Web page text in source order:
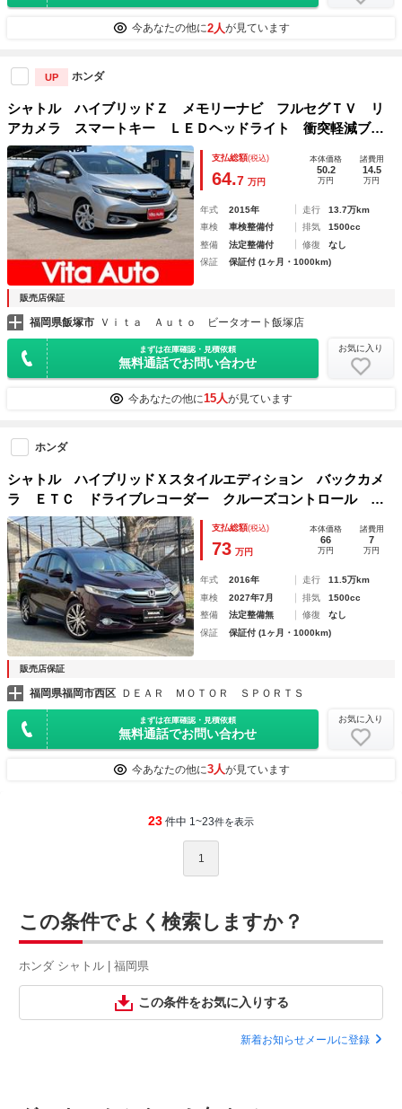
今あなたの他に2人が見ています
UP ホンダ
シャトル ハイブリッドＺ メモリーナビ フルセグＴＶ リ
アカメラ スマートキー ＬＥＤヘッドライト 衝突軽減ブレ
ーキ シートヒーター Ｂｌｕｅｔｏｏｔｈ 純正１６インチ
アルミ ＥＴＣ
支払総額(税込)
64.7 万円
本体価格
50.2
万円
諸費用
14.5
万円
年式 2015年 走行
13.7万km
車検
車検整備付 排気
1500cc
整備
法定整備付 修復
なし
保証
保証付 (1ヶ月・1000km)
販売店保証
福岡県飯塚市 Ｖｉｔａ Ａｕｔｏ ビータオート飯塚店
まずは在庫確認・見積依頼
無料通話でお問い合わせ
お気に入り
今あなたの他に15人が見ています
ホンダ
シャトル ハイブリッドＸスタイルエディション バックカメ
ラ ＥＴＣ ドライブレコーダー クルーズコントロール キ
ーレスエントリー スマートキー プッシュスタート アイド
リングストップ
支払総額(税込)
73 万円
本体価格
66
万円
諸費用
7
万円
年式 2016年 走行
11.5万km
車検
2027年7月 排気
1500cc
整備
法定整備無 修復
なし
保証
保証付 (1ヶ月・1000km)
販売店保証
福岡県福岡市西区 ＤＥＡＲ ＭＯＴＯＲ ＳＰＯＲＴＳ
まずは在庫確認・見積依頼
無料通話でお問い合わせ
お気に入り
今あなたの他に3人が見ています
23 件中 1~23件を表示
1
この条件でよく検索しますか？
ホンダ シャトル | 福岡県
この条件をお気に入りする
新着お知らせメールに登録